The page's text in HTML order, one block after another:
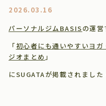
2026.03.16
パーソナルジムBASISの運
「初心者にも通いやすいヨ
ジオまとめ 」
にSUGATAが掲載されました